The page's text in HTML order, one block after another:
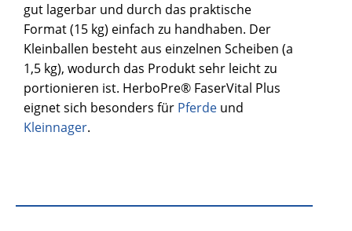
gut lagerbar und durch das praktische
Format (15 kg) einfach zu handhaben. Der
Kleinballen besteht aus einzelnen Scheiben (a
1,5 kg), wodurch das Produkt sehr leicht zu
portionieren ist. HerboPre® FaserVital Plus
eignet sich besonders für Pferde und
Kleinnager.